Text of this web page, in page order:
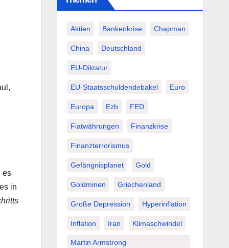
,
es
in
Aktien Bankenkrise Chapman
China Deutschland
EU-Diktatur
EU-Staatsschuldendebakel Euro
Europa Ezb FED
Fiatwährungen Finanzkrise
Finanzterrorismus
Gefängnisplanet Gold
Goldminen Griechenland
Große Depression Hyperinflation
Inflation Iran Klimaschwindel
Martin Armstrong